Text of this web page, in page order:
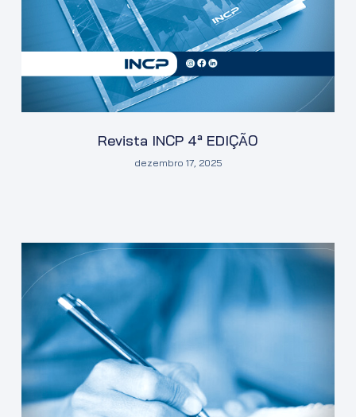
Revista INCP 4ª EDIÇÃO
dezembro 17, 2025